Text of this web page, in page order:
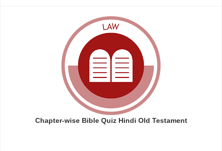
Chapter-wise Bible Quiz Hindi Old Testament